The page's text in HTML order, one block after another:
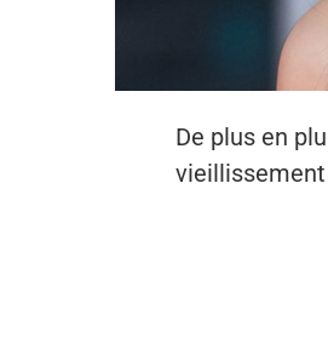
De plus en